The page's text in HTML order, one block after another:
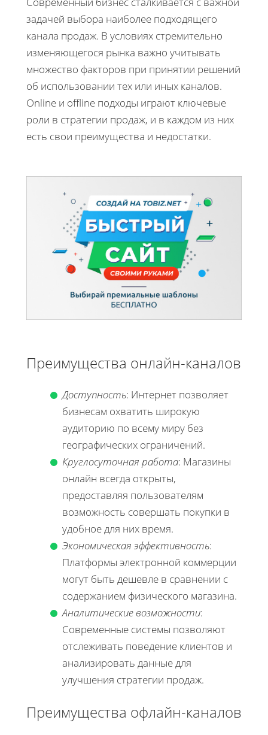
задачей выбора наиболее подходящего
канала продаж. В условиях стремительно
изменяющегося рынка важно учитывать
множество факторов при принятии решений
об использовании тех или иных каналов.
Online и offline подходы играют ключевые
роли в стратегии продаж, и в каждом из них
есть свои преимущества и недостатки.
Преимущества онлайн-каналов
Доступность: Интернет позволяет
бизнесам охватить широкую
аудиторию по всему миру без
географических ограничений.
Круглосуточная работа: Магазины
онлайн всегда открыты,
предоставляя пользователям
возможность совершать покупки в
удобное для них время.
Экономическая эффективность:
Платформы электронной коммерции
могут быть дешевле в сравнении с
содержанием физического магазина.
Аналитические возможности:
Современные системы позволяют
отслеживать поведение клиентов и
анализировать данные для
улучшения стратегии продаж.
Преимущества офлайн-каналов